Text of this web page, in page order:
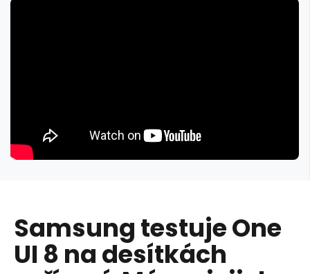
Samsung testuje One
UI 8 na desítkách